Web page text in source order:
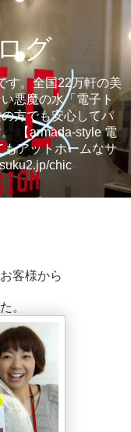
グ
す。全国22万軒の美
悪魔の水「電子ト
方でも安心してパ
【armada-style 電
もアットホームなサ
chic
客様から
。